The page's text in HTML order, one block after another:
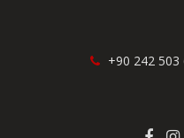
+90 242 503